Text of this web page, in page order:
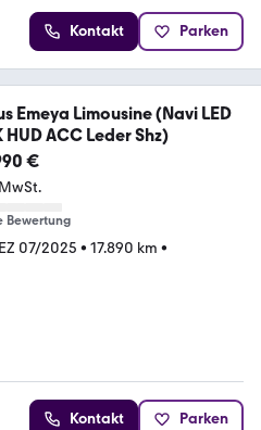
Kontakt Parken
Emeya Limousine (Navi LED
HUD ACC Leder Shz)
€
Bewertung
EZ 07/2025 • 17.890 km •
Kontakt Parken